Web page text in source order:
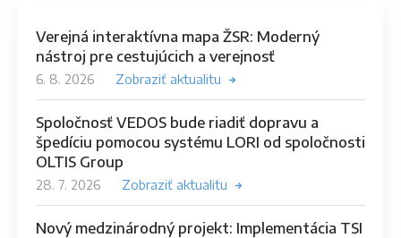
Verejná interaktívna mapa ŽSR: Moderný
nástroj pre cestujúcich a verejnosť
6. 8. 2026 Zobraziť aktualitu
Spoločnosť VEDOS bude riadiť dopravu a
špedíciu pomocou systému LORI od spoločnosti
OLTIS Group
28. 7. 2026 Zobraziť aktualitu
Nový medzinárodný projekt: Implementácia TSI